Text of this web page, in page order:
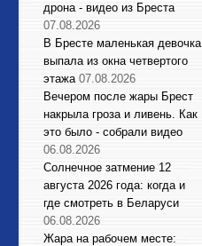
дрона - видео из Бреста
07.08.2026
В Бресте маленькая девочка
выпала из окна четвертого
этажа 07.08.2026
Вечером после жары Брест
накрыла гроза и ливень. Как
это было - собрали видео
06.08.2026
Солнечное затмение 12
августа 2026 года: когда и
где смотреть в Беларуси
06.08.2026
Жара на рабочем месте: